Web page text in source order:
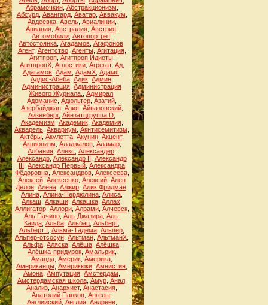
Абрамочкин, Абстракционизм
Абсурд, Авангард, Аватар, Аввакум
Авдеевка, Авель, Авиалинии,
Авиация Австралия Австрия
Автомобили Автопортрет,
Автостоянка Агадамов Агафонов
Агент, Агентство, Агенты, Агитация,
Агитпроп, Агитпроп Идиоты,
АгитпропХ, Агностики, Агрегат, Ад,
Адагамов Адам АдамХ Адамс
Аддис-Абеба Адик Админ
Администрация Администрация
Живого Журнала.
Адмирал
Адоманис Адюльтер Азатий
Азербайджан, Азия, Айвазовский,
Айзенберг, Айнзатцгруппа D
Академизм Академик, Академия,
Акварель Аквариум Акнтисемитизм
Актёры Акулетта Акунин Акцент,
Акционизм Аладжалов, Аламар,
Албания Алекс Александер
Александр, Александр II Александр
III Александр Первый Александра
Фёдоровна, Александров, Алексеева,
Алексей Алексенко Алексий Ален
Делон Алена Алжир Алик Фридман
Алина Алина-Пердюлина Алиса
Алкаш Алкаши Алкашка Аллах
Аллигатор, Аллори, Алрами, Алчевск,
Аль Пачино, Аль-Джазира, Аль-
Каида Альба Альбац Альберт,
Альберт I Альма-Тадема Альпер
Альпер-отсосун Альтман АльтманХ
Альфа Аляска Алёша Алёшка
Алёшка-придурок, Амальрик,
Аманда Америк Америка
Американцы Америкюки Амнистия
Амона Ампутация Амстердам
Амстердамская школа, Амур, Анал,
Анализ Анархист, Анастасия
Анатолий Панков Ангелы
Английский, Англия, Андреев,